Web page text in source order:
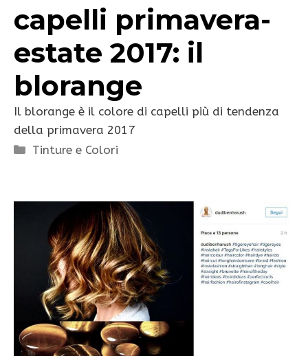
capelli primavera-
estate 2017: il
blorange
Il blorange è il colore di capelli più di tendenza
della primavera 2017
Categorie
Tinture e Colori